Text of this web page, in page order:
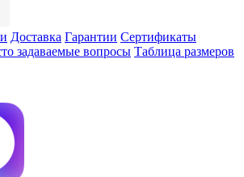
Доставка Гарантии Сертификаты
задаваемые вопросы Таблица размеров